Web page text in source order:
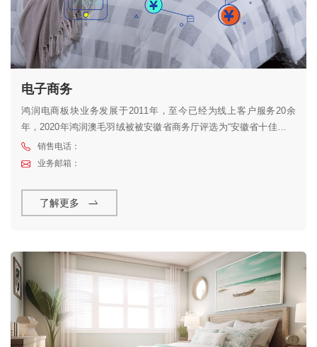
电子商务
鸿润电商板块业务发展于2011年，至今已经为线上客户服务20余
年，2020年鸿润澳毛羽绒被被安徽省商务厅评选为“安徽省十佳好网
货”。线上目前开设有鸿润家纺天猫旗舰店、鸿润家纺京东旗舰店，
鸿润家纺京东自营旗舰店、鸿润家纺拼多多旗舰店、鸿润家纺抖音
销售电话：
业务邮箱：
了解更多